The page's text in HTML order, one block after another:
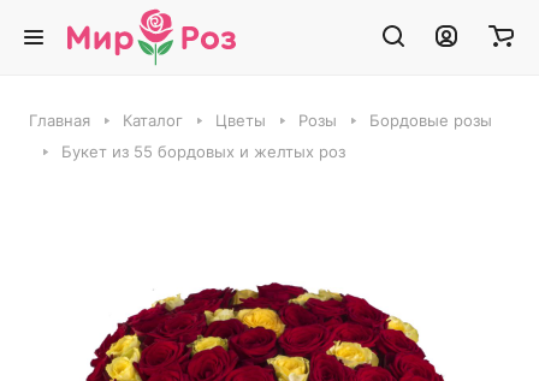
Главная Каталог Цветы Розы
Бордовые розы
Букет из 55 бордовых и желтых роз